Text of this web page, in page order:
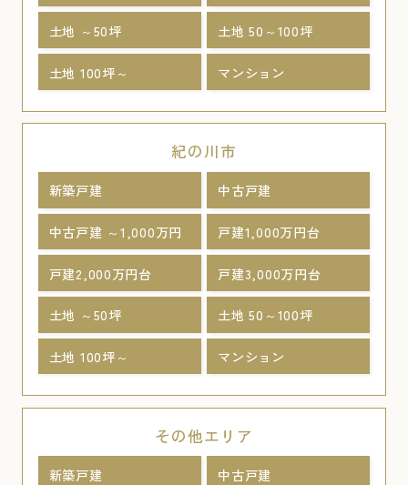
土地 ～50坪 土地 50～100坪
土地 100坪～ マンション
紀の川市
新築戸建 中古戸建
中古戸建 ～1,000万円 戸建1,000万円台
戸建2,000万円台 戸建3,000万円台
土地 ～50坪 土地 50～100坪
土地 100坪～ マンション
その他エリア
新築戸建 中古戸建